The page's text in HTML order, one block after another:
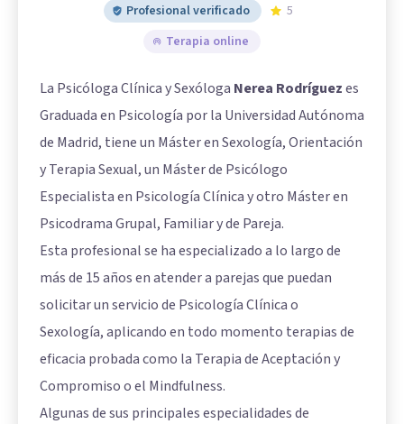
Profesional verificado
5
Terapia online
La Psicóloga Clínica y Sexóloga Nerea Rodríguezes
Graduada en Psicología por la Universidad Autónoma
de Madrid, tiene un Máster en Sexología, Orientación
y Terapia Sexual, un Máster de Psicólogo
Especialista en Psicología Clínica y otro Máster en
Psicodrama Grupal, Familiar y de Pareja.
Esta profesional se ha especializado a lo largo de
más de 15 años en atender a parejas que puedan
solicitar un servicio de Psicología Clínica o
Sexología, aplicando en todo momento terapias de
eficacia probada como la Terapia de Aceptación y
Compromiso o el Mindfulness.
Algunas de sus principales especialidades de